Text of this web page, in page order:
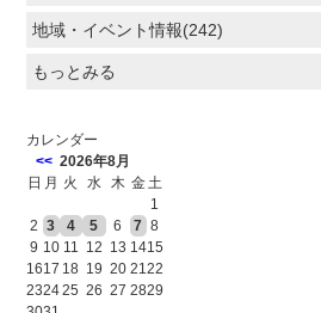
地域・イベント情報(242)
もっとみる
カレンダー
<< 2026年8月
日 月 火 水 木 金 土
1
2 3 4 5 6 7 8
9 10 11 12 13 1415
1617 18 19 20 21 22
232425 26 27 2829